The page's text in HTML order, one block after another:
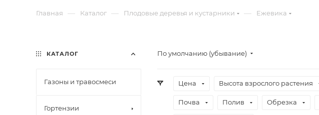
Главная — Каталог — Плодовые деревья и кустарники — Ежевика
По умолчанию (убывание)
Цена Высота взрослого растения
Почва Полив Обрезка
КАТАЛОГ
Газоны и травосмеси
Гортензии